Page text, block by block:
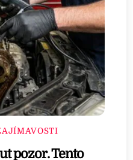
pozor. Tento